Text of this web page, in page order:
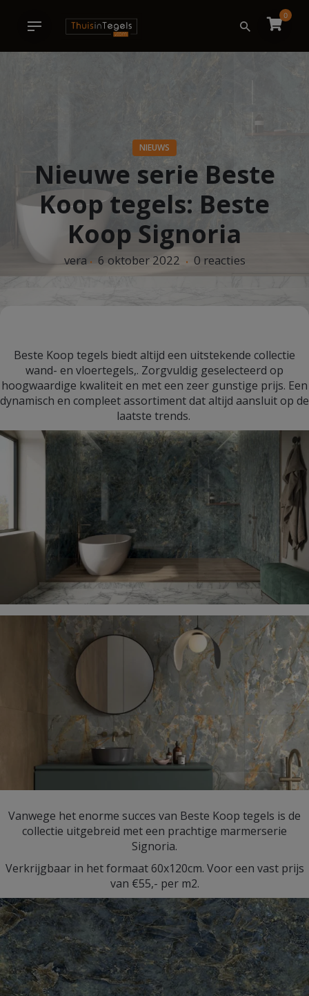
inhoud
0
NIEUWS
Nieuwe serie Beste
Koop tegels: Beste
Koop Signoria
vera 6 oktober 2022 0 reacties
Beste Koop tegels biedt altijd een uitstekende collectie
wand- en vloertegels,. Zorgvuldig geselecteerd op
hoogwaardige kwaliteit en met een zeer gunstige prijs. Een
dynamisch en compleet assortiment dat altijd aansluit op de
laatste trends.
Vanwege het enorme succes van Beste Koop tegels is de
collectie uitgebreid met een prachtige marmerserie
Signoria.
Verkrijgbaar in het formaat 60x120cm. Voor een vast prijs
van €55,- per m2.